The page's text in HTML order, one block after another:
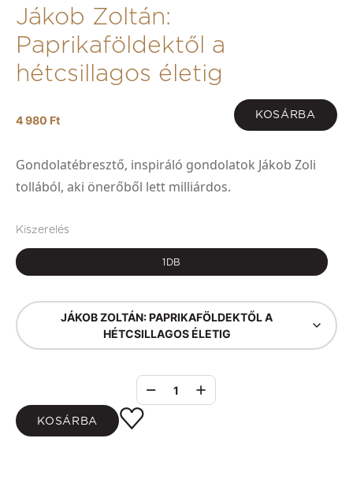
Jákob Zoltán:
Paprikaföldektől a
hétcsillagos életig
4 980 Ft KOSÁRBA
Gondolatébresztő, inspiráló gondolatok Jákob Zoli
tollából, aki önerőből lett milliárdos.
Kiszerelés
1DB
JÁKOB ZOLTÁN: PAPRIKAFÖLDEKTŐL A
HÉTCSILLAGOS ÉLETIG
1
KOSÁRBA